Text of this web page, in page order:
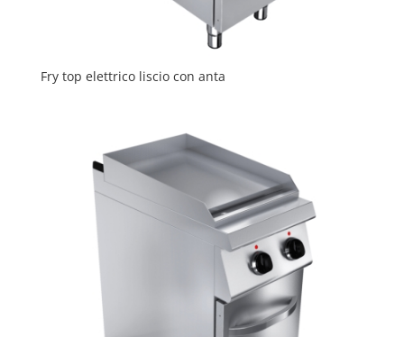
Fry top elettrico liscio con anta